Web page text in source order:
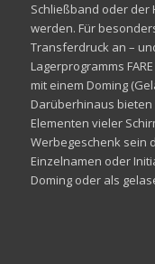
Schließband oder der
werden. Für
Transferdruck an –
Lagerprogramms
mit einem Doming
Darüberhinaus
Elementen vieler
Werbegeschenk sein
Einzelnamen oder
Doming oder als